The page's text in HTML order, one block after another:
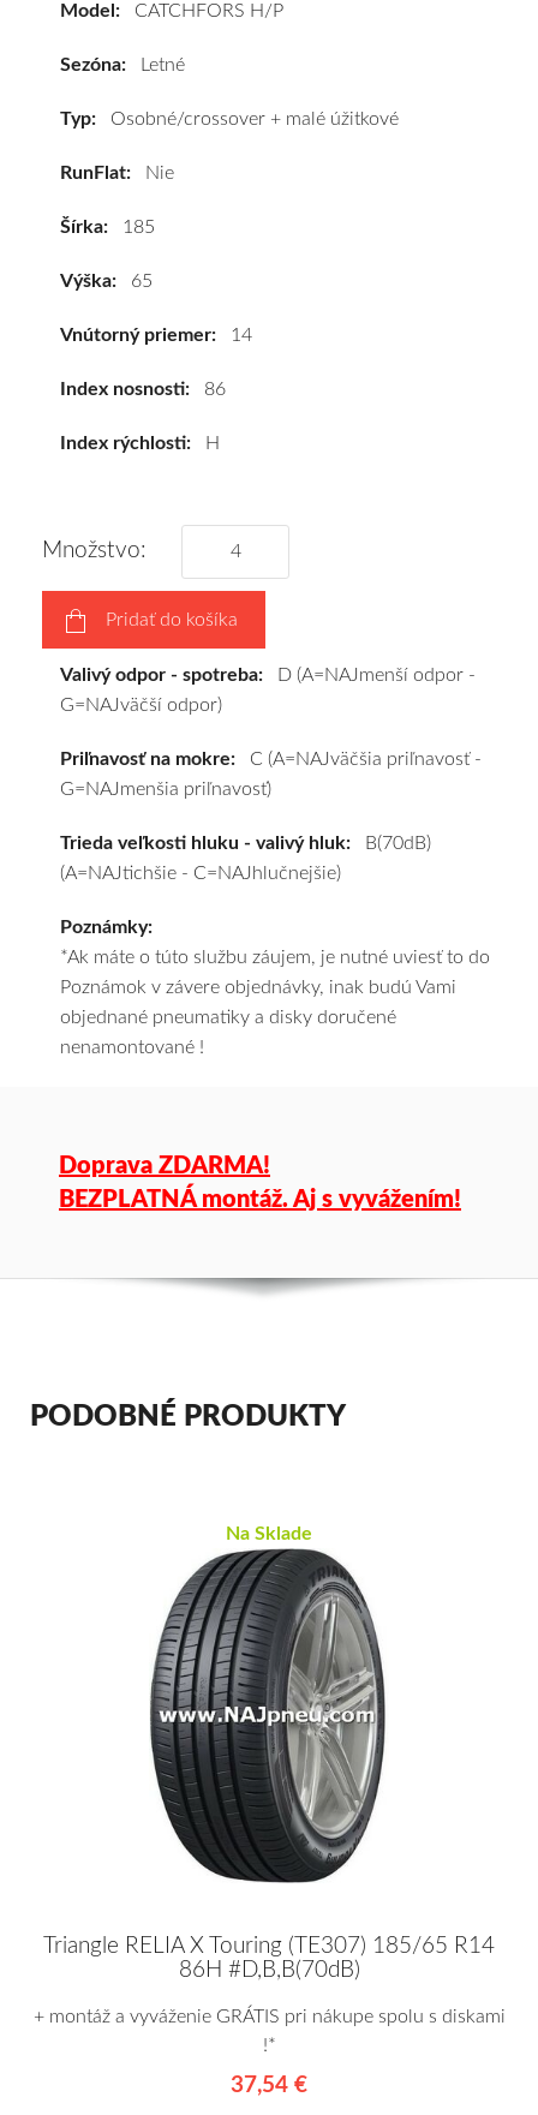
R14
#D,C,B(70dB)
pneumatiky
na
a
pošleme
zadarmo.
Model: CATCHFORS H/P
Sezóna: Letné
Typ: Osobné/crossover + malé úžitkové
RunFlat: Nie
Šírka: 185
Výška: 65
Vnútorný priemer: 14
Index nosnosti: 86
Index rýchlosti: H
Množstvo:
Pridať do košíka
Valivý odpor - spotreba: D (A=NAJmenší odpor -
G=NAJväčší odpor)
Priľnavosť na mokre: C (A=NAJväčšia priľnavosť -
G=NAJmenšia priľnavosť)
Trieda veľkosti hluku - valivý hluk: B(70dB)
(A=NAJtichšie - C=NAJhlučnejšie)
Poznámky:
*Ak máte o túto službu záujem, je nutné uviesť to do
Poznámok v závere objednávky, inak budú Vami
objednané pneumatiky a disky doručené
nenamontované !
Doprava ZDARMA!
BEZPLATNÁ montáž. Aj s vyvážením!
PODOBNÉ PRODUKTY
Na Sklade
Triangle RELIA X Touring (TE307) 185/65 R14
86H #D,B,B(70dB)
+ montáž a vyváženie GRÁTIS pri nákupe spolu s diskami
!*
37,54 €